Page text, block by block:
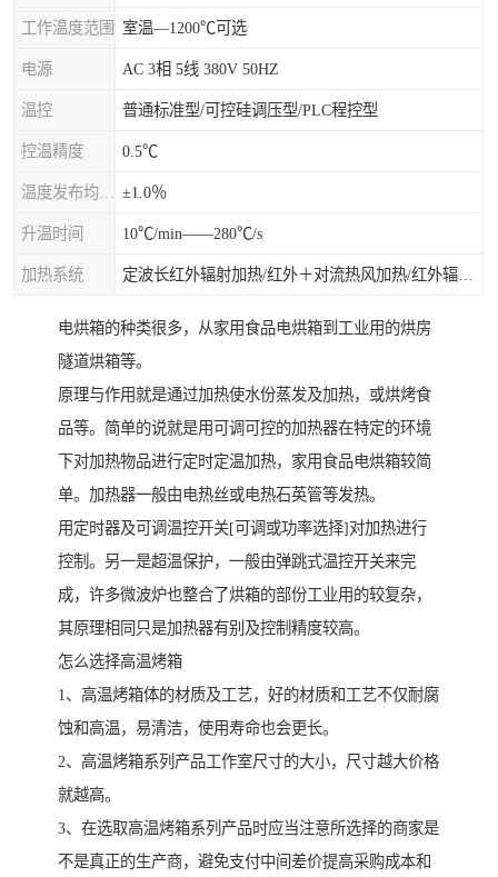
工作温度范围 室温—1200℃可选
电源 AC 3相 5线 380V 50HZ
温控 普通标准型/可控硅调压型/PLC程控型
控温精度 0.5℃
±1.0％
升温时间 10℃/min——280℃/s
加热系统
电烘箱的种类很多，从家用食品电烘箱到工业用的烘房
隧道烘箱等。
原理与作用就是通过加热使水份蒸发及加热，或烘烤食
品等。简单的说就是用可调可控的加热器在特定的环境
下对加热物品进行定时定温加热，家用食品电烘箱较简
单。加热器一般由电热丝或电热石英管等发热。
用定时器及可调温控开关[可调或功率选择]对加热进行
控制。另一是超温保护，一般由弹跳式温控开关来完
成，许多微波炉也整合了烘箱的部份工业用的较复杂，
其原理相同只是加热器有别及控制精度较高。
怎么选择高温烤箱
1、高温烤箱体的材质及工艺，好的材质和工艺不仅耐腐
蚀和高温，易清洁，使用寿命也会更长。
2、高温烤箱系列产品工作室尺寸的大小，尺寸越大价格
就越高。
3、在选取高温烤箱系列产品时应当注意所选择的商家是
不是真正的生产商，避免支付中间差价提高采购成本和